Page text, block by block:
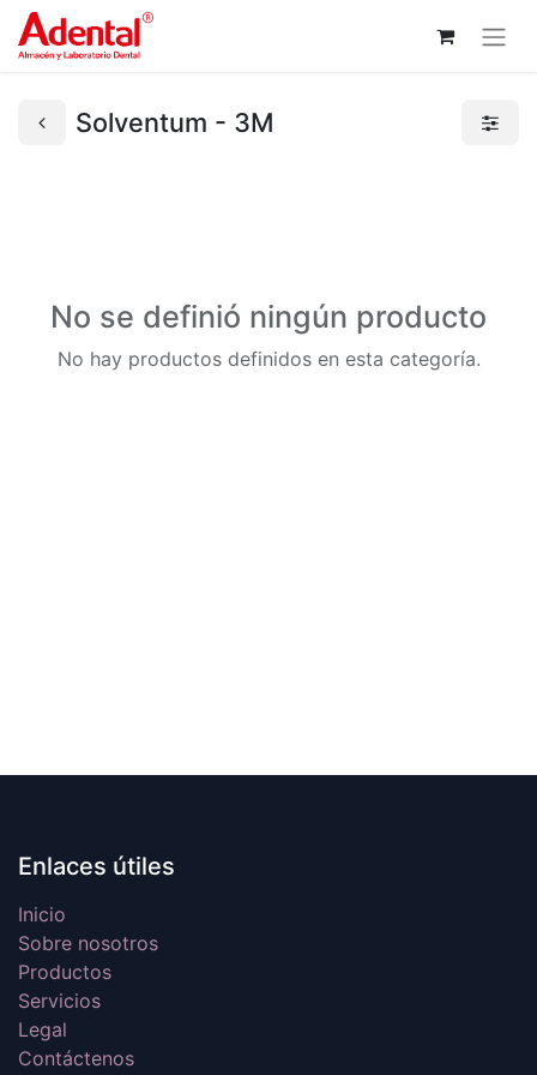
Solventum - 3M
No se definió ningún producto
No hay productos definidos en esta categoría.
Enlaces útiles
Inicio
Sobre nosotros
Productos
Servicios
Legal
Contáctenos